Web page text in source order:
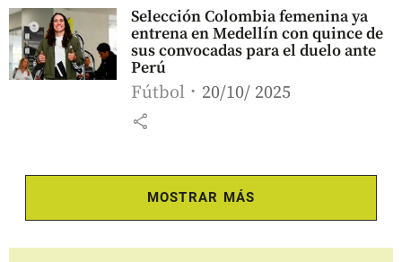
Selección Colombia femenina ya
entrena en Medellín con quince de
sus convocadas para el duelo ante
Perú
Fútbol 20/10/ 2025
share
MOSTRAR MÁS